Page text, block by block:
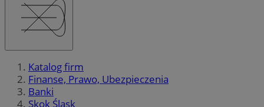
Katalog firm
Finanse, Prawo, Ubezpieczenia
Banki
Skok Śląsk